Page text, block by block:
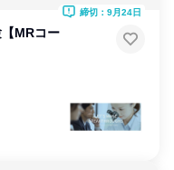
【MRコー
締切：9月24日